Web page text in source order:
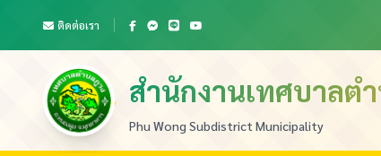
ติดต่อเรา
สำนักงานเทศบาลต
Phu Wong Subdistrict Municipality